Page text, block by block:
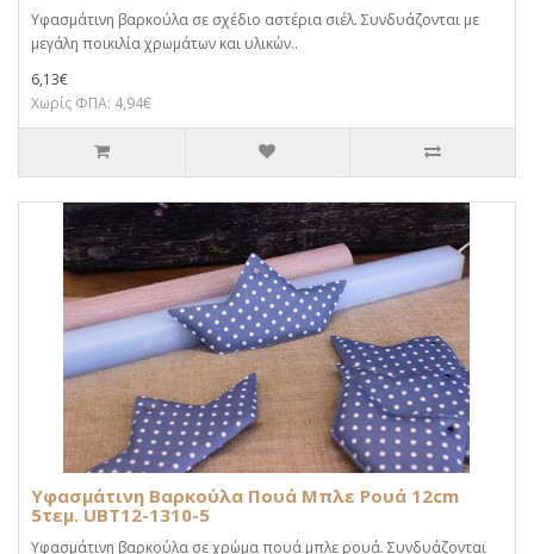
Υφασμάτινη βαρκούλα σε σχέδιο αστέρια σιέλ. Συνδυάζονται με
μεγάλη ποικιλία χρωμάτων και υλικών..
6,13€
Χωρίς ΦΠΑ: 4,94€
Υφασμάτινη Βαρκούλα Πουά Μπλε Ρουά 12cm
5τεμ. UBT12-1310-5
Υφασμάτινη βαρκούλα σε χρώμα πουά μπλε ρουά. Συνδυάζονται